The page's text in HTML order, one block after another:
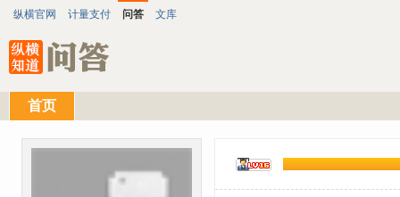
纵横官网 计量支付 问答 文库
首页